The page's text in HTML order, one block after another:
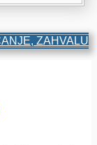
ZAHVALU